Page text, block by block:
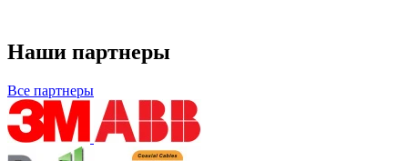
Наши партнеры
Все партнеры